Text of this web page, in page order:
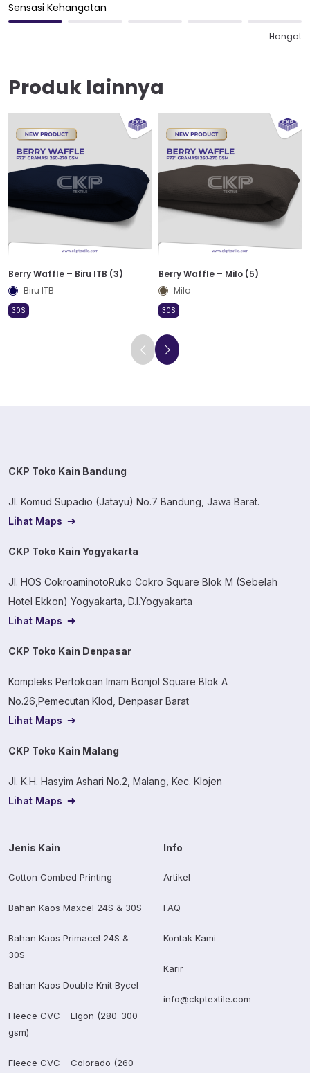
Sensasi Kehangatan
Hangat
Produk lainnya
Berry Waffle – Biru ITB (3)
Biru ITB
30S
Berry Waffle – Milo (5)
Milo
30S
CKP Toko Kain Bandung
Jl. Komud Supadio (Jatayu) No.7 Bandung, Jawa Barat.
Lihat Maps
CKP Toko Kain Yogyakarta
Jl. HOS CokroaminotoRuko Cokro Square Blok M (Sebelah
Hotel Ekkon) Yogyakarta, D.I.Yogyakarta
Lihat Maps
CKP Toko Kain Denpasar
Kompleks Pertokoan Imam Bonjol Square Blok A
No.26,Pemecutan Klod, Denpasar Barat
Lihat Maps
CKP Toko Kain Malang
Jl. K.H. Hasyim Ashari No.2, Malang, Kec. Klojen
Lihat Maps
Jenis Kain
Cotton Combed Printing
Bahan Kaos Maxcel 24S & 30S
Bahan Kaos Primacel 24S &
30S
Bahan Kaos Double Knit Bycel
Fleece CVC – Elgon (280-300
gsm)
Fleece CVC – Colorado (260-
Info
Artikel
FAQ
Kontak Kami
Karir
info@ckptextile.com